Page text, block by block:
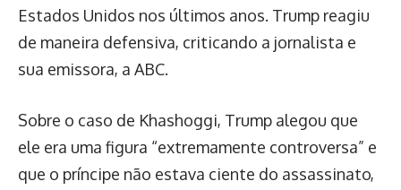
Estados Unidos nos últimos anos. Trump reagiu
de maneira defensiva, criticando a jornalista e
sua emissora, a ABC.
Sobre o caso de Khashoggi, Trump alegou que
ele era uma figura “extremamente controversa” e
que o príncipe não estava ciente do assassinato,